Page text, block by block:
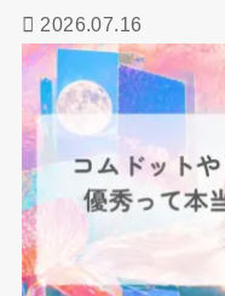
2026.07.16